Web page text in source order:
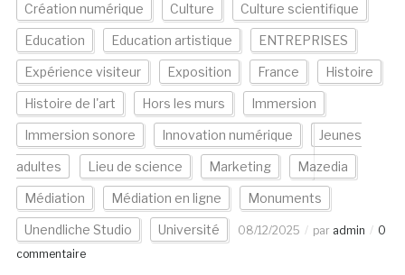
Création numérique Culture Culture scientifique
Education Education artistique ENTREPRISES
Expérience visiteur Exposition France Histoire
Histoire de l'art Hors les murs Immersion
Immersion sonore Innovation numérique Jeunes
adultes Lieu de science Marketing Mazedia
Médiation Médiation en ligne Monuments
Unendliche Studio Université 08/12/2025 par admin
0
commentaire